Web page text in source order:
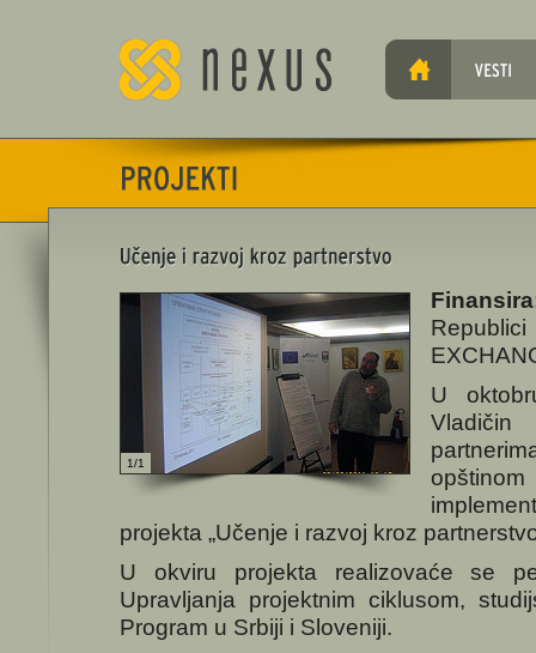
1/1
U
projekta „Učenje i razvoj kroz
U okviru projekta realizovaće se
Upravljanja projektnim ciklusom,
Program u Srbiji i Sloveniji.